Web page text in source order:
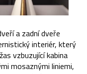
a zadní dveře
interiér, který
vzbuzující kabina
mosaznými liniemi,